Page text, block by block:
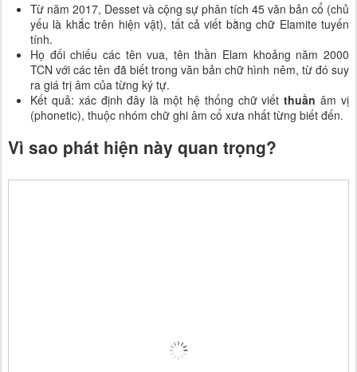
Từ năm 2017, Desset và cộng sự phân tích 45 văn bản cổ (chủ
yếu là khắc trên hiện vật), tất cả viết bằng chữ Elamite tuyến
tính.
Họ đối chiếu các tên vua, tên thần Elam khoảng năm 2000
TCN với các tên đã biết trong văn bản chữ hình nêm, từ đó suy
ra giá trị âm của từng ký tự.
Kết quả: xác định đây là một hệ thống chữ viết thuần âm vị
(phonetic), thuộc nhóm chữ ghi âm cổ xưa nhất từng biết đến.
Vì sao phát hiện này quan trọng?